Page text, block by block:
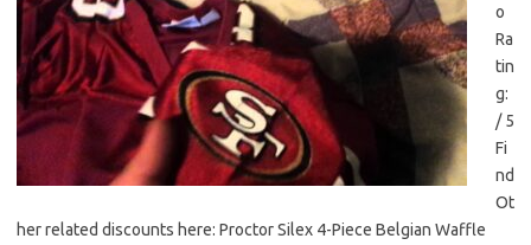
o
Ra
tin
g:
/ 5
Fi
nd
Ot
her related discounts here: Proctor Silex 4-Piece Belgian Waffle